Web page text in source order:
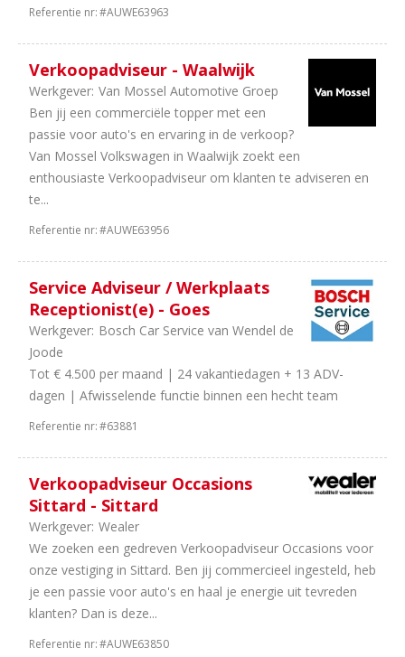
Motoren
en
Caravan
Referentie nr:#AUWE63963
Verkoopadviseur - Waalwijk
Werkgever: Van Mossel Automotive Groep
Ben jij een commerciële topper met een
passie voor auto's en ervaring in de verkoop?
Van Mossel Volkswagen in Waalwijk zoekt een
enthousiaste Verkoopadviseur om klanten te adviseren en
te...
Referentie nr:#AUWE63956
Service Adviseur / Werkplaats
Receptionist(e) - Goes
Werkgever: Bosch Car Service van Wendel de
Joode
Tot € 4.500 per maand | 24 vakantiedagen + 13 ADV-
dagen | Afwisselende functie binnen een hecht team
Referentie nr:#63881
Verkoopadviseur Occasions
Sittard - Sittard
Werkgever: Wealer
We zoeken een gedreven Verkoopadviseur Occasions voor
onze vestiging in Sittard. Ben jij commercieel ingesteld, heb
je een passie voor auto's en haal je energie uit tevreden
klanten? Dan is deze...
Referentie nr:#AUWE63850